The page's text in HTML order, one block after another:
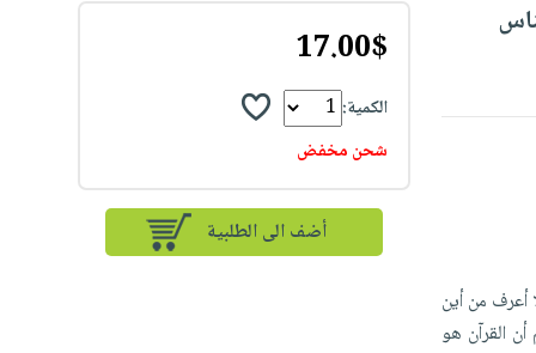
أعرف من أين
القرآن هو
17.00$
الكمية:
شحن مخفض
أضف الى الطلبية